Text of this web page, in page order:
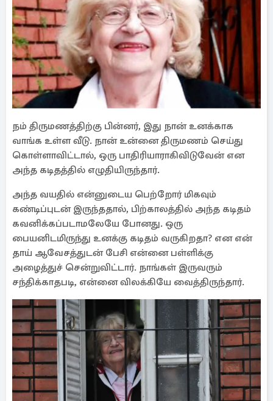
நம் திருமணத்திற்கு பின்னர், இது நான் உனக்காக
வாங்க உள்ள வீடு. நான் உன்னை திருமணம் செய்து
கொள்ளாவிட்டால், ஒரு பாதிரியாராகிவிடுவேன் என
அந்த கடிதத்தில் எழுதியிருந்தார்.
அந்த வயதில் என்னுடைய பெற்றோர் மிகவும்
கண்டிப்புடன் இருந்ததால், பிற்காலத்தில் அந்த கடிதம்
கவனிக்கப்படாமலேயே போனது. ஒரு
பையனிடமிருந்து உனக்கு கடிதம் வருகிறதா? என என்
தாய் ஆவேசத்துடன் பேசி என்னை பள்ளிக்கு
அழைத்துச் சென்றுவிட்டார். நாங்கள் இருவரும்
சந்திக்காதபடி, என்னை விலக்கியே வைத்திருந்தார்.